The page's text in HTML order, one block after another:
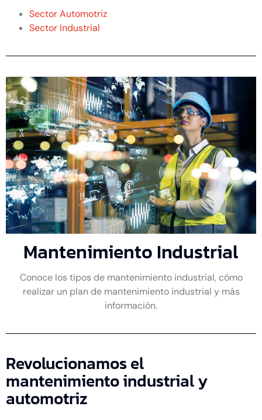
Sector Automotriz
Sector Industrial
Mantenimiento Industrial
Conoce los tipos de mantenimiento industrial, cómo
realizar un plan de mantenimiento industrial y más
información.
Revolucionamos el
mantenimiento industrial y
automotriz